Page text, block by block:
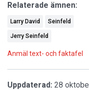
Relaterade ämnen:
Larry David Seinfeld
Jerry Seinfeld
Anmäl text- och faktafel
Uppdaterad: 28